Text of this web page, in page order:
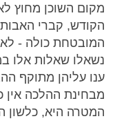
מקום השוכן מחוץ
הקודש, קברי האבות
המובטחת כולה - לא
נשאלו שאלות אלו
ענו עליהן מתוקף
מבחינת ההלכה
המטרה היא, כלשון